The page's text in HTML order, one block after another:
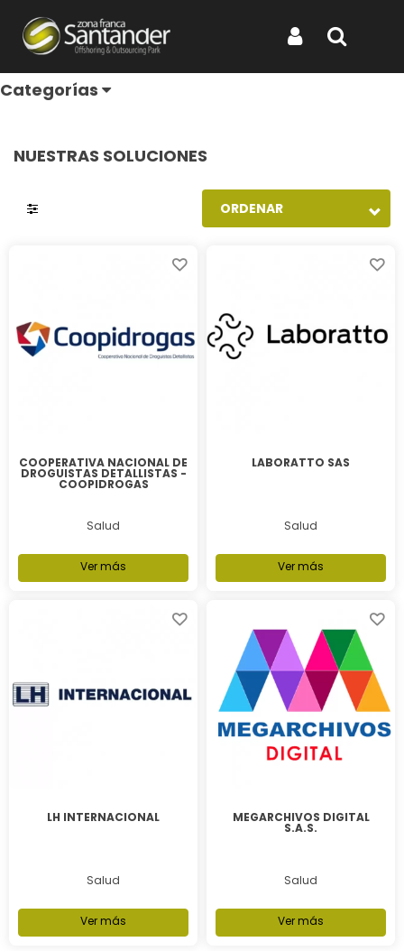
Categorías
Salud
NUESTRAS SOLUCIONES
ORDENAR
COOPERATIVA NACIONAL DE
DROGUISTAS DETALLISTAS -
COOPIDROGAS
Salud
Ver más
LABORATTO SAS
Salud
Ver más
LH INTERNACIONAL
Salud
Ver más
MEGARCHIVOS DIGITAL
S.A.S.
Salud
Ver más